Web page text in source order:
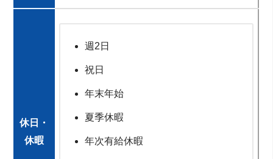
休日・
休暇
週2日
祝日
年末年始
夏季休暇
年次有給休暇